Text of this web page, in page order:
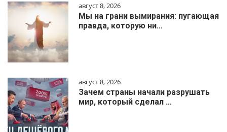
август 8, 2026
Мы на грани вымирания: пугающая
правда, которую ни…
август 8, 2026
Зачем страны начали разрушать
мир, который сделал …